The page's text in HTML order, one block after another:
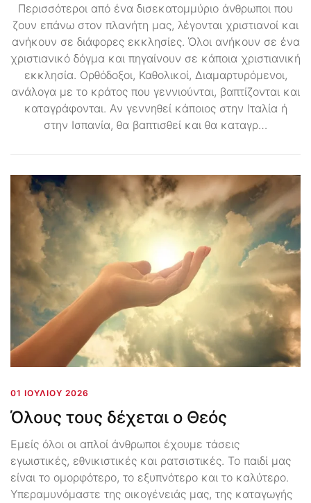
Περισσότεροι από ένα δισεκατομμύριο άνθρωποι που
ζουν επάνω στον πλανήτη μας, λέγονται χριστιανοί και
ανήκουν σε διάφορες εκκλησίες. Όλοι ανήκουν σε ένα
χριστιανικό δόγμα και πηγαίνουν σε κάποια χριστιανική
εκκλησία. Ορθόδοξοι, Καθολικοί, Διαμαρτυρόμενοι,
ανάλογα με το κράτος που γεννιούνται, βαπτίζονται και
καταγράφονται. Αν γεννηθεί κάποιος στην Ιταλία ή
στην Ισπανία, θα βαπτισθεί και θα καταγρ…
01 ΙΟΥΛΊΟΥ 2026
Όλους τους δέχεται ο Θεός
Εμείς όλοι οι απλοί άνθρωποι έχουμε τάσεις
εγωιστικές, εθνικιστικές και ρατσιστικές. Το παιδί μας
είναι το ομορφότερο, το εξυπνότερο και το καλύτερο.
Υπεραμυνόμαστε της οικογένειάς μας, της καταγωγής